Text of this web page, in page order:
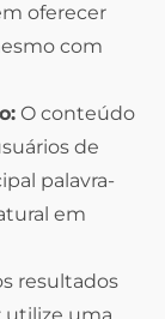
oferecer
com
O conteúdo
de
palavra-
em
resultados